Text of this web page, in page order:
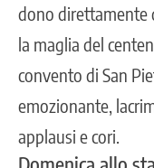
dono direttamente
la maglia del
convento di San
emozionante,
applausi e cori.